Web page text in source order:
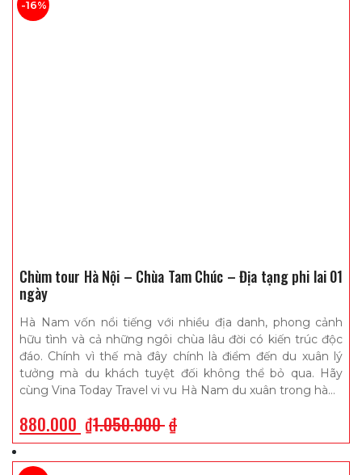
Chùm tour Hà Nội – Chùa Tam Chúc – Địa tạng phi lai 01
ngày
Hà Nam vốn nổi tiếng với nhiều địa danh, phong cảnh
hữu tình và cả những ngôi chùa lâu đời có kiến trúc độc
đáo. Chính vì thế mà đây chính là điểm đến du xuân lý
tưởng mà du khách tuyệt đối không thể bỏ qua. Hãy
cùng Vina Today Travel vi vu Hà Nam du xuân trong hành
ngày nhé
880.000 ₫1.050.000₫
-16%